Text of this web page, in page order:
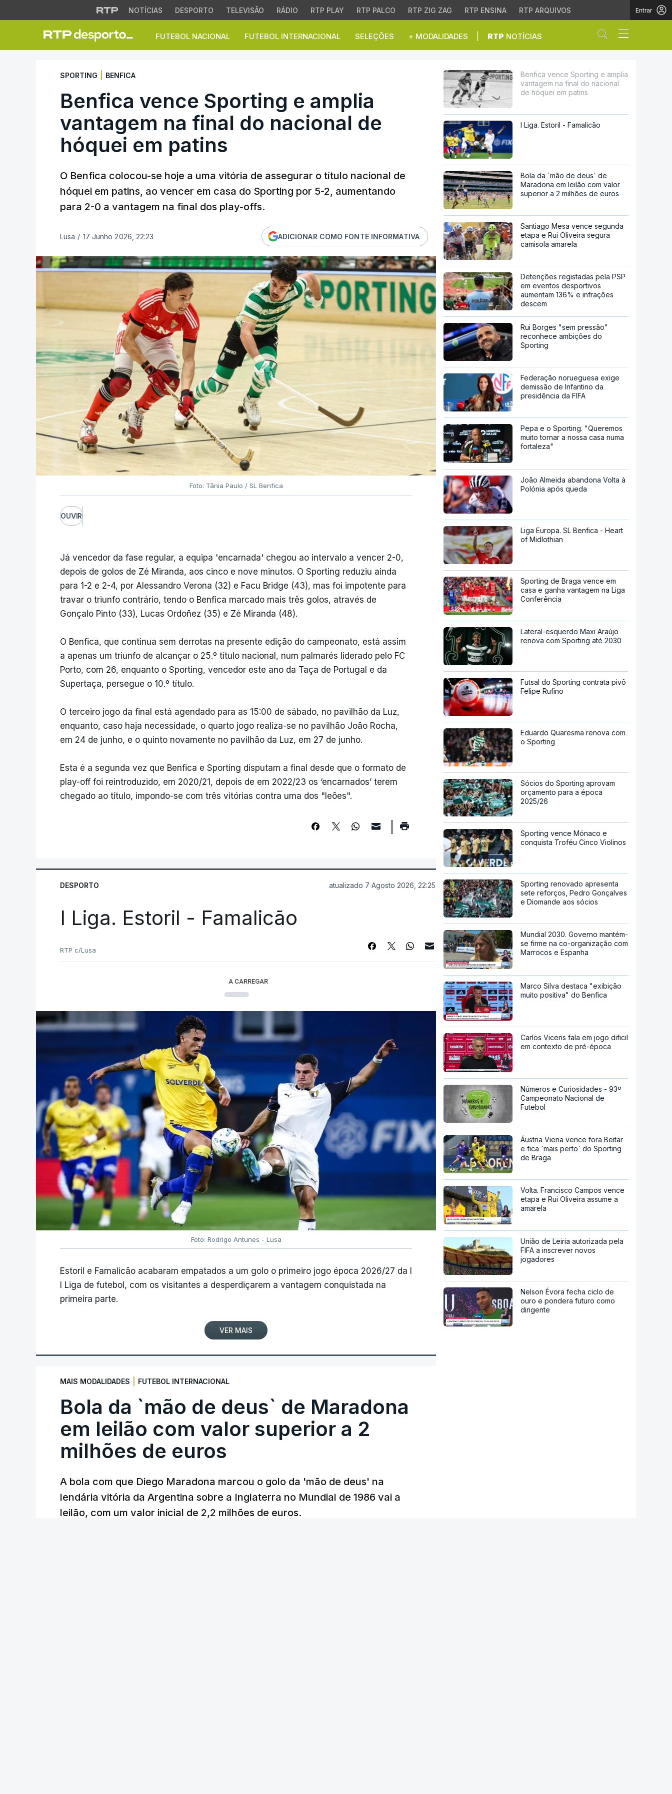
NOTÍCIAS DESPORTO TELEVISÃO RÁDIO RTP PLAY RTP PALCO RTP ZIG ZAG RTP ENSINA RTP ARQUIVOS Entrar
FUTEBOL NACIONAL FUTEBOL INTERNACIONAL SELEÇÕES + MODALIDADES RTP NOTÍCIAS Abrir campo
Benfica vence Sporting e amplia vantagem na final do nacional
SPORTING BENFICA
Benfica vence Sporting e amplia
vantagem na final do nacional de
hóquei em patins
O Benfica colocou-se hoje a uma vitória de assegurar o título nacional de
hóquei em patins, ao vencer em casa do Sporting por 5-2, aumentando
para 2-0 a vantagem na final dos play-offs.
Lusa / 17 Junho 2026, 22:23 ADICIONAR COMO FONTE INFORMATIVA
Foto: Tânia Paulo / SL Benfica
OUVIR
Já vencedor da fase regular, a equipa 'encarnada' chegou ao intervalo a vencer 2-0,
depois de golos de Zé Miranda, aos cinco e nove minutos. O Sporting reduziu ainda
para 1-2 e 2-4, por Alessandro Verona (32) e Facu Bridge (43), mas foi impotente para
travar o triunfo contrário, tendo o Benfica marcado mais três golos, através de
Gonçalo Pinto (33), Lucas Ordoñez (35) e Zé Miranda (48).
O Benfica, que continua sem derrotas na presente edição do campeonato, está assim
a apenas um triunfo de alcançar o 25.º título nacional, num palmarés liderado pelo FC
Porto, com 26, enquanto o Sporting, vencedor este ano da Taça de Portugal e da
Supertaça, persegue o 10.º título.
O terceiro jogo da final está agendado para as 15:00 de sábado, no pavilhão da Luz,
enquanto, caso haja necessidade, o quarto jogo realiza-se no pavilhão João Rocha,
em 24 de junho, e o quinto novamente no pavilhão da Luz, em 27 de junho.
Esta é a segunda vez que Benfica e Sporting disputam a final desde que o formato de
play-off foi reintroduzido, em 2020/21, depois de em 2022/23 os ‘encarnados’ terem
chegado ao título, impondo-se com três vitórias contra uma dos "leões".
DESPORTO atualizado 7 Agosto 2026, 22:25
I Liga. Estoril - Famalicão
RTP c/Lusa
A CARREGAR
Foto: Rodrigo Antunes - Lusa
Estoril e Famalicão acabaram empatados a um golo o primeiro jogo época 2026/27 da I
I Liga de futebol, com os visitantes a desperdiçarem a vantagem conquistada na
primeira parte.
VER MAIS
MAIS MODALIDADES FUTEBOL INTERNACIONAL
Bola da `mão de deus` de Maradona
em leilão com valor superior a 2
milhões de euros
A bola com que Diego Maradona marcou o golo da 'mão de deus' na
lendária vitória da Argentina sobre a Inglaterra no Mundial de 1986 vai a
leilão, com um valor inicial de 2,2 milhões de euros.
Benfica vence Sporting e amplia
vantagem na final do nacional
de hóquei em patins
I Liga. Estoril - Famalicão
Bola da `mão de deus` de
Maradona em leilão com valor
superior a 2 milhões de euros
Santiago Mesa vence segunda
etapa e Rui Oliveira segura
camisola amarela
Detenções registadas pela PSP
em eventos desportivos
aumentam 136% e infrações
descem
Rui Borges "sem pressão"
reconhece ambições do
Sporting
Federação norueguesa exige
demissão de Infantino da
presidência da FIFA
Pepa e o Sporting. "Queremos
muito tornar a nossa casa numa
fortaleza"
João Almeida abandona Volta à
Polónia após queda
Liga Europa. SL Benfica - Heart
of Midlothian
Sporting de Braga vence em
casa e ganha vantagem na Liga
Conferência
Lateral-esquerdo Maxi Araújo
renova com Sporting até 2030
Futsal do Sporting contrata pivô
Felipe Rufino
Eduardo Quaresma renova com
o Sporting
Sócios do Sporting aprovam
orçamento para a época
2025/26
Sporting vence Mónaco e
conquista Troféu Cinco Violinos
Sporting renovado apresenta
sete reforços, Pedro Gonçalves
e Diomande aos sócios
Mundial 2030. Governo mantém-
se firme na co-organização com
Marrocos e Espanha
Marco Silva destaca "exibição
muito positiva" do Benfica
Carlos Vicens fala em jogo dificil
em contexto de pré-época
Números e Curiosidades - 93º
Campeonato Nacional de
Futebol
Áustria Viena vence fora Beitar
e fica `mais perto` do Sporting
de Braga
Volta. Francisco Campos vence
etapa e Rui Oliveira assume a
amarela
União de Leiria autorizada pela
FIFA a inscrever novos
jogadores
Nelson Évora fecha ciclo de
ouro e pondera futuro como
dirigente